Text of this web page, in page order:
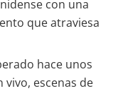
con una
que atraviesa
hace unos
vivo, escenas de